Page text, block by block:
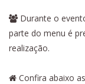
Durante o
parte do menu é
realização.
Confira abaixo